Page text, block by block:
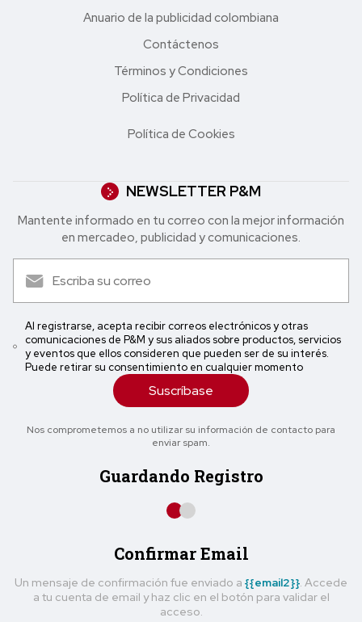
Anuario de la publicidad colombiana
Contáctenos
Términos y Condiciones
Política de Privacidad
Política de Cookies
NEWSLETTER P&M
Mantente informado en tu correo con la mejor in formación
en mercadeo, publicidad y comunicaciones.
Al registrarse, acepta recibir correos electrónicos y otras
comunicaciones de P&M y sus aliados sobre productos, servicios
y eventos que ellos consideren que pueden ser de su interés.
Puede retirar su consentimiento en cualquier momento
Suscríbase
Nos comprometemos a no utilizar su información de contacto para
enviar spam.
Guardando Registro
Confirmar Email
Un mensaje de confirmación fue enviado a {{email2}}. Accede
a tu cuenta de email y haz clic en el botón para validar el
acceso.